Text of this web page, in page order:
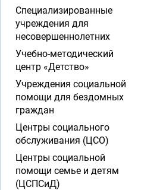
Специализированные
учреждения для
несовершеннолетних
Учебно-методический
центр «Детство»
Учреждения социальной
помощи для бездомных
граждан
Центры социального
обслуживания (ЦСО)
Центры социальной
помощи семье и детям
(ЦСПСиД)